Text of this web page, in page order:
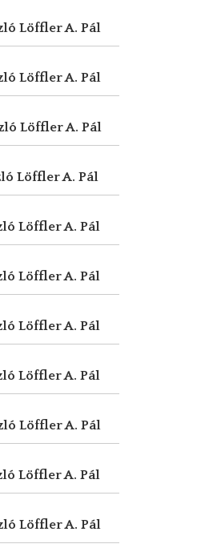
Löffler A. Pál
Löffler A. Pál
Löffler A. Pál
Löffler A. Pál
Löffler A. Pál
Löffler A. Pál
Löffler A. Pál
Löffler A. Pál
Löffler A. Pál
Löffler A. Pál
Löffler A. Pál